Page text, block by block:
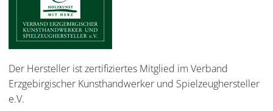
Der Hersteller ist zertifiziertes Mitglied im Verband
Erzgebirgischer Kunsthandwerker und Spielzeughersteller
e.V.